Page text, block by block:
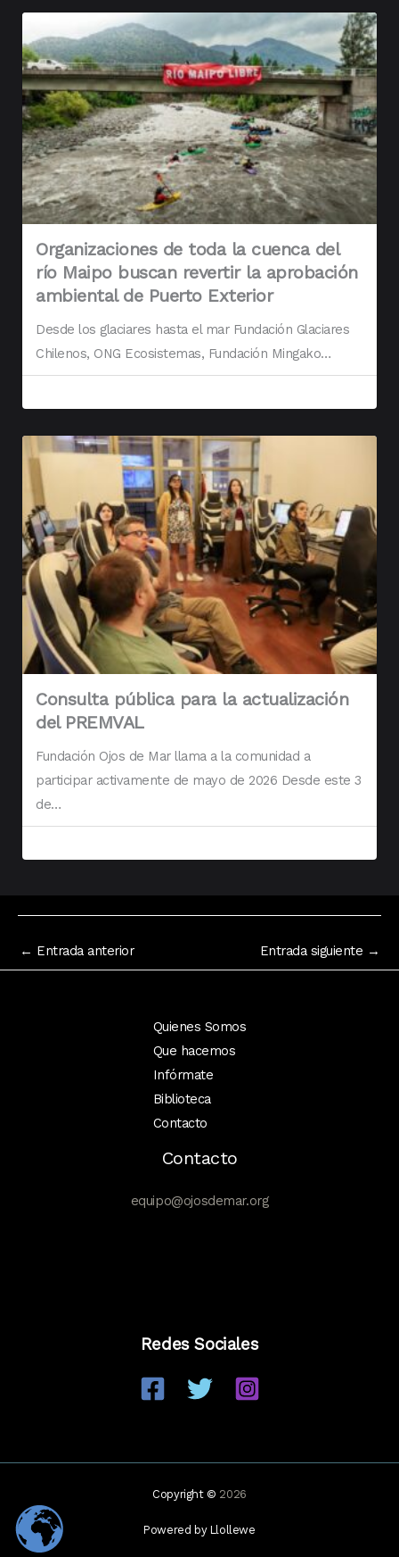
Organizaciones de toda la cuenca del
río Maipo buscan revertir la aprobación
ambiental de Puerto Exterior
Desde los glaciares hasta el mar Fundación Glaciares
Chilenos, ONG Ecosistemas, Fundación Mingako…
Consulta pública para la actualización
del PREMVAL
Fundación Ojos de Mar llama a la comunidad a
participar activamente de mayo de 2026 Desde este 3
de…
← Entrada anterior Entrada siguiente →
Quienes Somos
Que hacemos
Infórmate
Biblioteca
Contacto
Contacto
equipo@ojosdemar.org
Redes Sociales
Copyright © 2026
Powered by Llollewe